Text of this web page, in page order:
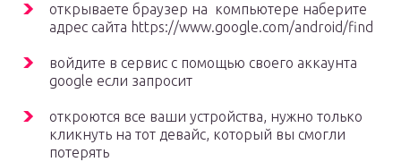
открываете браузер на компьютере наберите
адрес сайта https://www.google.com/android/find
войдите в сервис с помощью своего аккаунта
google если запросит
откроются все ваши устройства, нужно только
кликнуть на тот девайс, который вы смогли
потерять